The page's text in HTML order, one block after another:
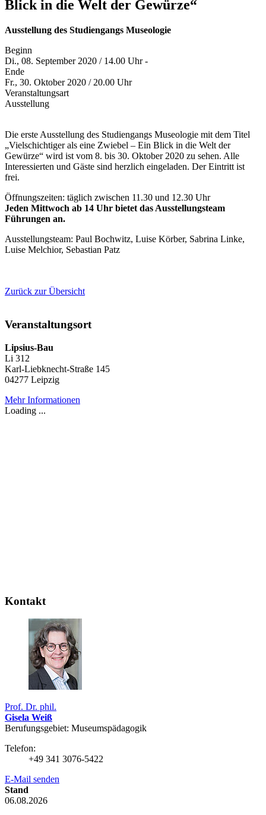
Blick in die Welt der Gewürze“
Ausstellung des Studiengangs Museologie
Beginn
Di., 08. September 2020 / 14.00 Uhr -
Ende
Fr., 30. Oktober 2020 / 20.00 Uhr
Veranstaltungsart
Ausstellung
Die erste Ausstellung des Studiengangs Museologie mit dem Titel
„Vielschichtiger als eine Zwiebel – Ein Blick in die Welt der
Gewürze“ wird ist vom 8. bis 30. Oktober 2020 zu sehen. Alle
Interessierten und Gäste sind herzlich eingeladen. Der Eintritt ist
frei.
Öffnungszeiten: täglich zwischen 11.30 und 12.30 Uhr
Jeden Mittwoch ab 14 Uhr bietet das Ausstellungsteam
Führungen an.
Ausstellungsteam: Paul Bochwitz, Luise Körber, Sabrina Linke,
Luise Melchior, Sebastian Patz
Zurück zur Übersicht
Veranstaltungsort
Lipsius-Bau
Li 312
Karl-Liebknecht-Straße 145
04277 Leipzig
Mehr Informationen
Loading ...
Kontakt
Prof. Dr. phil.
Gisela Weiß
Berufungsgebiet: Museumspädagogik
Telefon:
+49 341 3076-5422
E-Mail senden
Stand
06.08.2026